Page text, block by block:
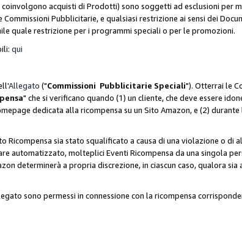
acquisti di Prodotti) sono soggetti ad esclusioni per
Pubblicitarie, e qualsiasi restrizione ai sensi dei
quale restrizione per i programmi speciali o per le promozioni.
qui
Allegato ("Commissioni Pubblicitarie Speciali"). Otterrai le
" che si verificano quando (1) un cliente, che deve essere
dedicata alla ricompensa su un Sito Amazon, e (2) durante
Ricompensa sia stato squalificato a causa di una violazione o di
molteplici Eventi Ricompensa da una singola
determinerà a propria discrezione, in ciascun caso, qualora sia
sono permessi in connessione con la ricompensa